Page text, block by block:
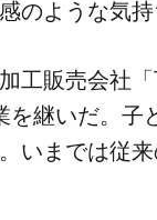
のような​気持
工販売会社​
継いだ。​子
いまでは​従